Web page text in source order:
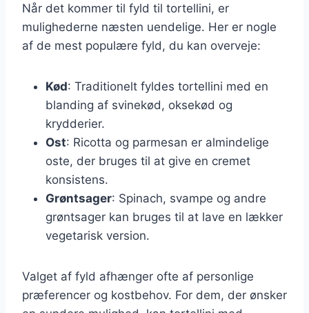
Når det kommer til fyld til tortellini, er
mulighederne næsten uendelige. Her er nogle
af de mest populære fyld, du kan overveje:
Kød: Traditionelt fyldes tortellini med en
blanding af svinekød, oksekød og
krydderier.
Ost: Ricotta og parmesan er almindelige
oste, der bruges til at give en cremet
konsistens.
Grøntsager: Spinach, svampe og andre
grøntsager kan bruges til at lave en lækker
vegetarisk version.
Valget af fyld afhænger ofte af personlige
præferencer og kostbehov. For dem, der ønsker